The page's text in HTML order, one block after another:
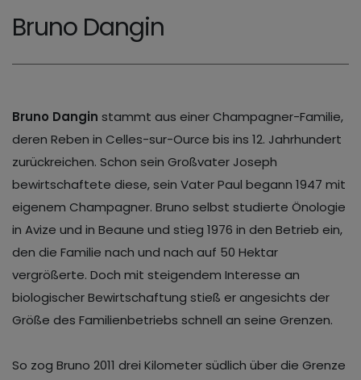
Bruno Dangin
Bruno Dangin stammt aus einer Champagner-Familie,
deren Reben in Celles-sur-Ource bis ins 12. Jahrhundert
zurückreichen. Schon sein Großvater Joseph
bewirtschaftete diese, sein Vater Paul begann 1947 mit
eigenem Champagner. Bruno selbst studierte Önologie
in Avize und in Beaune und stieg 1976 in den Betrieb ein,
den die Familie nach und nach auf 50 Hektar
vergrößerte. Doch mit steigendem Interesse an
biologischer Bewirtschaftung stieß er angesichts der
Größe des Familienbetriebs schnell an seine Grenzen.
So zog Bruno 2011 drei Kilometer südlich über die Grenze